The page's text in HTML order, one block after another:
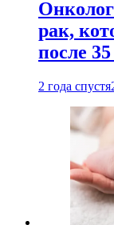
рак,
после
2 года спустя